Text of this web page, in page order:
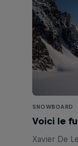
SNOWBOARD
Voici le
Xavier De